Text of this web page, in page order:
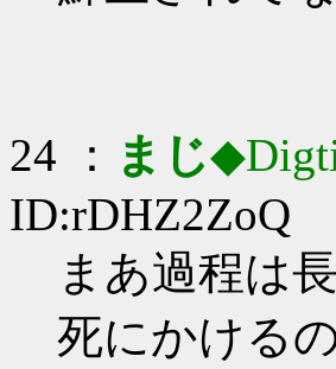
24 ： まじ
ID:rDHZ2ZoQ
まあ過程は
死にかける